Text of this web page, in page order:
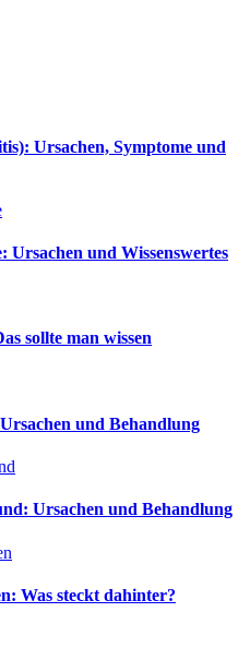
Ursachen, Symptome und
Ursachen und Wissenswertes
sollte man wissen
und Behandlung
Ursachen und Behandlung
Was steckt dahinter?